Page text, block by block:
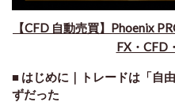
【CFD 自動売買】Phoenix
FX・CFD
■ はじめに｜トレードは「自
ずだった